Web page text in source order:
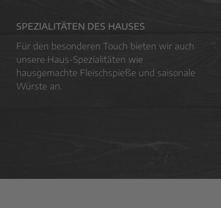
SPEZIALITÄTEN DES HAUSES
Für den besonderen Touch bieten wir auch
unsere Haus-Spezialitäten wie
hausgemachte Fleischspieße und saisonale
Würste an.